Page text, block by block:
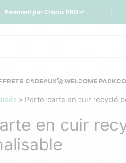
Paiement par Chorus PRO ✅
CADEAUX🚀 WELCOME PACK
» Porte-carte en cuir recyclé
en cuir